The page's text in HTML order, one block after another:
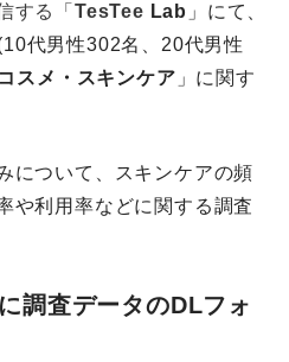
する「 TesTee Lab 」にて、
代男性302名、20代男性
スメ・スキンケア 」に関す
について、スキンケアの頻
や利用率などに関する調査
調査データのDLフォ